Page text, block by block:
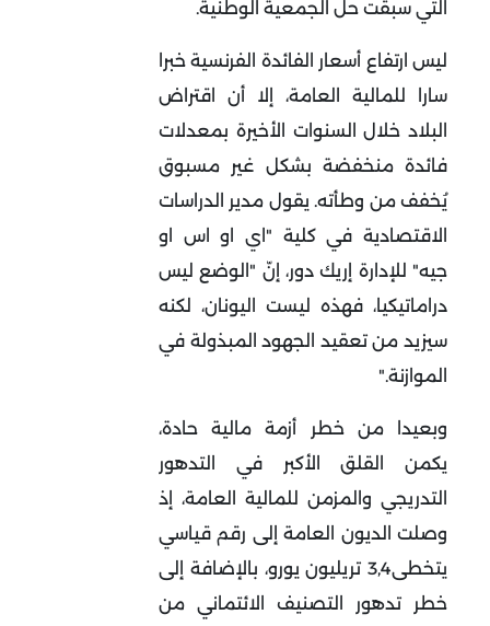
التي سبقت حل الجمعية الوطنية.
ليس ارتفاع أسعار الفائدة الفرنسية خبرا
سارا للمالية العامة، إلا أن اقتراض
البلاد خلال السنوات الأخيرة بمعدلات
فائدة منخفضة بشكل غير مسبوق
يُخفف من وطأته. يقول مدير الدراسات
الاقتصادية في كلية "اي او اس او
جيه" للإدارة إريك دور، إنّ "الوضع ليس
دراماتيكيا، فهذه ليست اليونان، لكنه
سيزيد من تعقيد الجهود المبذولة في
الموازنة".
وبعيدا من خطر أزمة مالية حادة،
يكمن القلق الأكبر في التدهور
التدريجي والمزمن للمالية العامة، إذ
وصلت الديون العامة إلى رقم قياسي
يتخطى3,4 تريليون يورو، بالإضافة إلى
خطر تدهور التصنيف الائتماني من